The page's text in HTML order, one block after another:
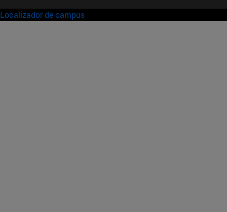
Localizador de campus